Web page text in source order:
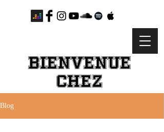
BIENVENUE
CHEZ
Blog